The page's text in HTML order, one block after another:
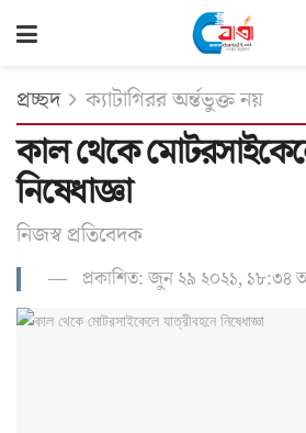
প্রচ্ছদ ক্যাটাগিরর অর্ন্তভুক্ত নয়
কাল থেকে
নিষেধাজ্ঞা
নিজস্ব প্রতিবেদক
প্রকাশিত: জুন ২৯ ২০২১, ১৮:৩৪